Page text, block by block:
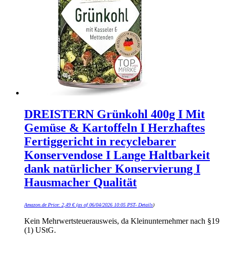
DREISTERN Grünkohl 400g I Mit
Gemüse & Kartoffeln I Herzhaftes
Fertiggericht in recyclebarer
Konservendose I Lange Haltbarkeit
dank natürlicher Konservierung I
Hausmacher Qualität
Amazon.de Price: 2,49 €(as of 06/04/2026 10:05 PST- Details)
Kein Mehrwertsteuerausweis, da Kleinunternehmer nach §19
(1) UStG.